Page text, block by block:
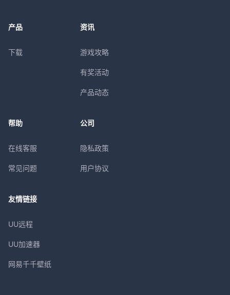
产品
下载
资讯
游戏攻略
有奖活动
产品动态
帮助
在线客服
常见问题
公司
隐私政策
用户协议
友情链接
UU远程
UU加速器
网易千千壁纸